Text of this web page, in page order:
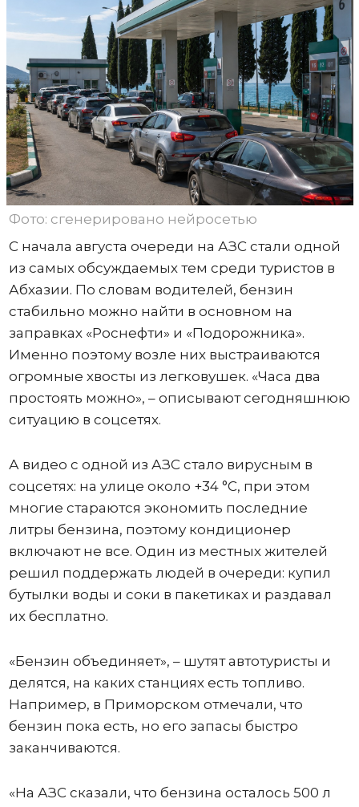
Фото: сгенерировано нейросетью
С начала августа очереди на АЗС стали одной
из самых обсуждаемых тем среди туристов в
Абхазии. По словам водителей, бензин
стабильно можно найти в основном на
заправках «Роснефти» и «Подорожника».
Именно поэтому возле них выстраиваются
огромные хвосты из легковушек. «Часа два
простоять можно», – описывают сегодняшнюю
ситуацию в соцсетях.
А видео с одной из АЗС стало вирусным в
соцсетях: на улице около +34 °C, при этом
многие стараются экономить последние
литры бензина, поэтому кондиционер
включают не все. Один из местных жителей
решил поддержать людей в очереди: купил
бутылки воды и соки в пакетиках и раздавал
их бесплатно.
«Бензин объединяет», – шутят автотуристы и
делятся, на каких станциях есть топливо.
Например, в Приморском отмечали, что
бензин пока есть, но его запасы быстро
заканчиваются.
«На АЗС сказали, что бензина осталось 500 л